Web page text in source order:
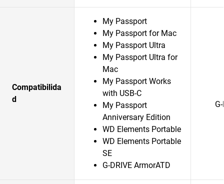
Compatibilida
d
My Passport
My Passport for Mac
My Passport Ultra
My Passport Ultra for
Mac
My Passport Works
with USB-C
My Passport
Anniversary Edition
WD Elements Portable
WD Elements Portable
SE
G-DRIVE ArmorATD